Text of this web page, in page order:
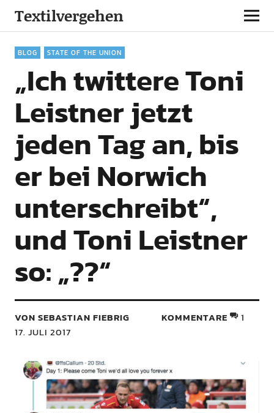
Textilvergehen
BLOG STATE OF THE UNION
„Ich twittere Toni
Leistner jetzt
jeden Tag an, bis
er bei Norwich
unterschreibt“,
und Toni Leistner
so: „??“
VON SEBASTIAN FIEBRIG
17. JULI 2017
KOMMENTARE 1